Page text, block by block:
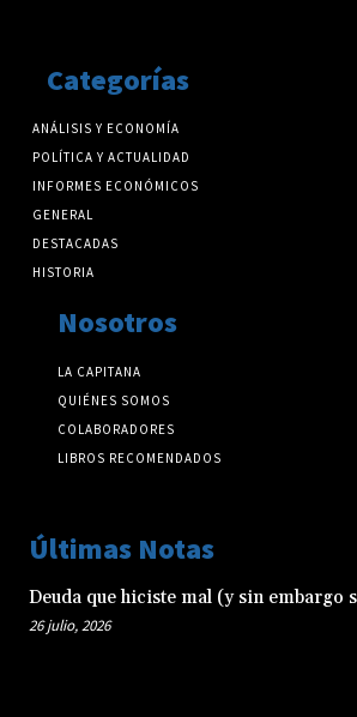
Categorías
ANÁLISIS Y ECONOMÍA
POLÍTICA Y ACTUALIDAD
INFORMES ECONÓMICOS
GENERAL
DESTACADAS
HISTORIA
Nosotros
LA CAPITANA
QUIÉNES SOMOS
COLABORADORES
LIBROS RECOMENDADOS
Últimas Notas
Deuda que hiciste mal (y sin embargo
26 julio, 2026